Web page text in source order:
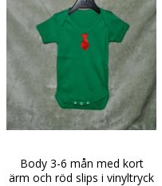
Body 3-6 mån med kort
ärm och röd slips i vinyltryck